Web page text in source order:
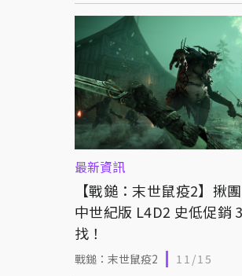
最新資訊
【戰鎚：末世鼠疫2】揪
中世紀版 L4D2 史低促銷
找！
戰鎚：末世鼠疫2 11/15